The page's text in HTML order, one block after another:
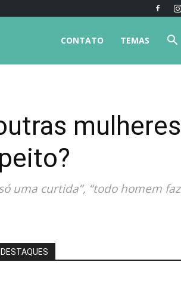
TEMAS
CONTATO
mulheres
uma curtida”, “todo homem faz
DESTAQUES